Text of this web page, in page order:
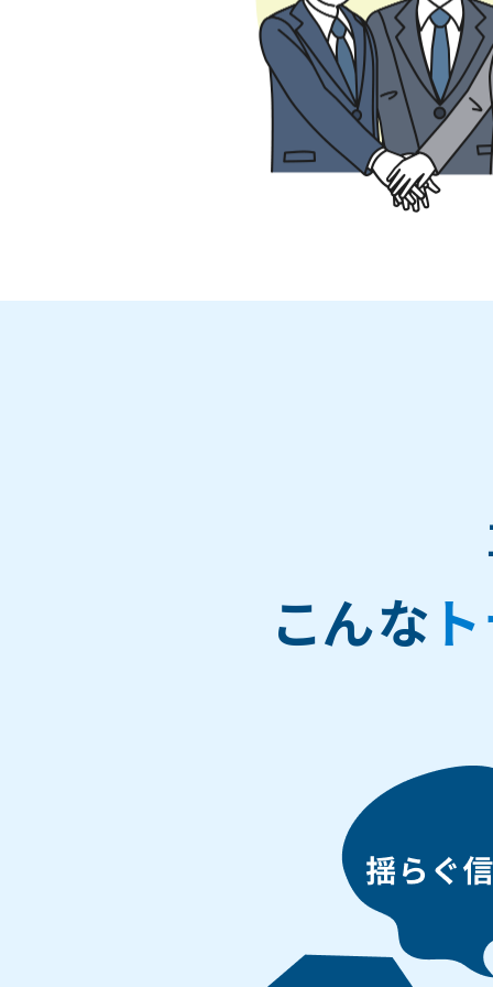
こんな